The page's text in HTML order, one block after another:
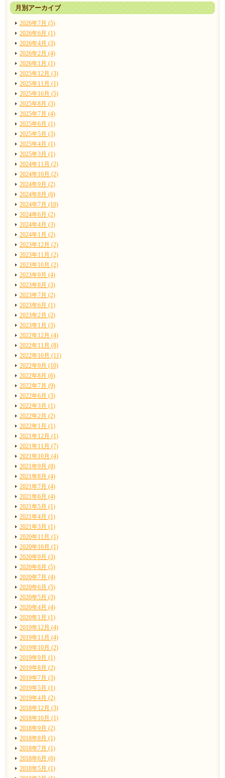
月別アーカイブ
2026年7月 (5)
2026年6月 (1)
2026年4月 (3)
2026年2月 (4)
2026年1月 (1)
2025年12月 (3)
2025年11月 (1)
2025年10月 (5)
2025年8月 (3)
2025年7月 (4)
2025年6月 (1)
2025年5月 (3)
2025年4月 (1)
2025年3月 (1)
2024年11月 (2)
2024年10月 (2)
2024年9月 (2)
2024年8月 (6)
2024年7月 (10)
2024年6月 (2)
2024年4月 (3)
2024年1月 (2)
2023年12月 (2)
2023年11月 (2)
2023年10月 (2)
2023年9月 (4)
2023年8月 (3)
2023年7月 (2)
2023年6月 (1)
2023年2月 (2)
2023年1月 (3)
2022年12月 (4)
2022年11月 (8)
2022年10月 (11)
2022年9月 (10)
2022年8月 (6)
2022年7月 (9)
2022年6月 (3)
2022年3月 (1)
2022年2月 (2)
2022年1月 (1)
2021年12月 (1)
2021年11月 (7)
2021年10月 (4)
2021年9月 (8)
2021年8月 (4)
2021年7月 (4)
2021年6月 (4)
2021年5月 (1)
2021年4月 (1)
2021年3月 (1)
2020年11月 (1)
2020年10月 (1)
2020年9月 (3)
2020年8月 (5)
2020年7月 (4)
2020年6月 (5)
2020年5月 (3)
2020年4月 (4)
2020年1月 (1)
2019年12月 (4)
2019年11月 (4)
2019年10月 (2)
2019年9月 (1)
2019年8月 (2)
2019年7月 (3)
2019年5月 (1)
2019年4月 (2)
2018年12月 (3)
2018年10月 (1)
2018年9月 (2)
2018年8月 (1)
2018年7月 (1)
2018年6月 (6)
2018年5月 (1)